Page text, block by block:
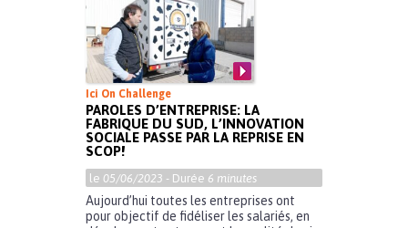
Ici On Challenge
PAROLES D’ENTREPRISE: LA
FABRIQUE DU SUD, L’INNOVATION
SOCIALE PASSE PAR LA REPRISE EN
SCOP!
le 05/06/2023 - Durée 6 minutes
Aujourd’hui toutes les entreprises ont
pour objectif de fidéliser les salariés, en